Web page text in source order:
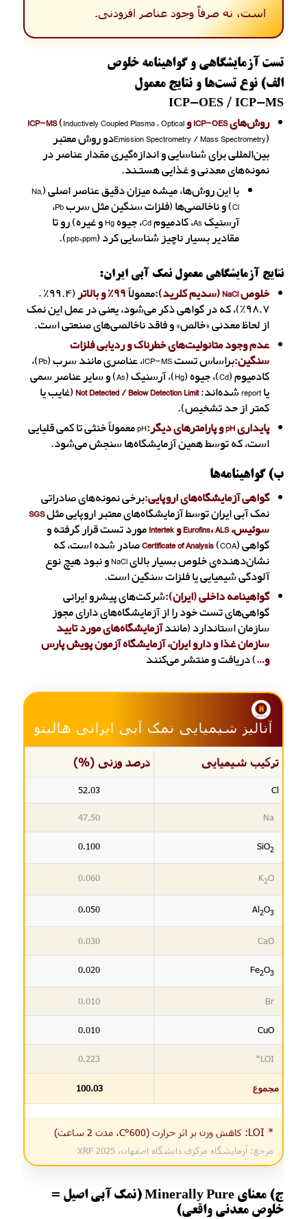
است، نه صرفاً وجود عناصر افزودنی.
تست آزمایشگاهی و گواهینامه خلوص
الف) نوع تست‌ها و نتایج معمول
ICP-OES / ICP-MS
روش‌های ICP-OES و ICP-MS
(Inductively Coupled Plasma – Optical
Emission Spectrometry / Mass Spectrometry)دو روش معتبر
بین‌المللی برای شناسایی و اندازه‌گیری مقدار عناصر در
نمونه‌های معدنی و غذایی هستـند.
با این روش‌ها، میشه میزان دقیق عناصر اصلی (Na,
Cl) و ناخالصی‌ها (فلزات سنگین مثل سرب Pb،
آرسنیک As، کادمیوم Cd، جیوه Hg و غیره) رو تا
مقادیر بسیار ناچیز شناسایی کرد (ppb~ppm).
نتایج آزمایشگاهی معمول نمک آبی ایران:
خلوص NaCl (سدیم کلرید): معمولاً۹۹٪ و بالاتر
(۹۹.۴٪ –
۹۸.۷٪)، که در گواهی ذکر می‌شود، یعنی در عمل این نمک
از لحاظ معدنی «خالص» و فاقد ناخالصی‌های صنعتی است.
عدم وجود متانولیت‌های خطرناک و ردیابی فلزات
سنگین:
براساس تست ICP-MS، عناصری مانند سرب (Pb)،
کادمیوم (Cd)، جیوه (Hg)، آرسنیک (As) و سایر عناصر سمی
یا report شده‌اند:
Not Detected / Below Detection Limit(غایب یا
کمتر از حد تشخیص).
پایداری pH و پارامترهای دیگر:
pH معمولاً خنثی تا کمی قلیایی
است، که توسط همین آزمایشگاه‌ها سنجش می‌شود.
ب) گواهینامه‌ها
گواهی آزمایشگاه‌های اروپایی:برخی نمونه‌های صادراتی
نمک آبی ایران توسط آزمایشگاه‌های معتبر اروپایی مثلSGS
سوئیس، Eurofins، ALS و Intertek
مورد تست قرار گرفته و
گواهی
Certificate of Analysis(COA) صادر شده است، که
نشان‌دهنده‌ی خلوص بسیار بالای NaCl و نبود هیچ نوع
آلودگی شیمیایی یا فلزات سنگین است.
گواهینامه داخلی (ایران):شرکت‌های پیشرو ایرانی
گواهی‌های تست خود را از آزمایشگاه‌های دارای مجوز
سازمان استاندارد (مانندآزمایشگاه‌های مورد تایید
سازمان غذا و دارو ایران، آزمایشگاه آزمون پویش پارس
و…) دریافت و منتشر می‌کنند
آنالیز شیمیایی نمک آبی ایرانی هالیتو
ترکیب شیمیایی درصد وزنی (%)
Cl
52.03
Na
47.50
SiO2
0.100
K2O
0.060
Al2O3
0.050
CaO
0.030
Fe2O3
0.020
Br
0.010
CuO
0.010
LOI*
0.223
مجموع 100.03
* LOI: کاهش وزن بر اثر حرارت (600°C، مدت 2 ساعت)
مرجع: آزمایشگاه مرکزی دانشگاه اصفهان، XRF 2025
ج) معنای Minerally Pure (نمک آبی اصیل =
خلوص معدنی واقعی)